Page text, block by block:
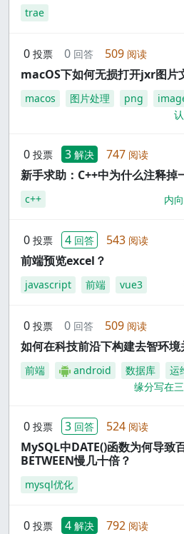
trae
0 投票 0 回答 509 阅读
macOS下如何无损打开jxr图片
macos 图片处理 png
0 投票 3 解决 747 阅读
新手求助：C++中为什么注释
c++ 内
0 投票 4 回答 543 阅读
前端预览excel？
javascript 前端 vue3
0 投票 0 回答 509 阅读
如何在科技前沿下构建去智环境
前端 android 数据库
运
缘分写在
0 投票 3 回答 524 阅读
MySQL中DATE()函数为何导致
BETWEEN慢几十倍？
mysql优化
0 投票 4 解决 792 阅读